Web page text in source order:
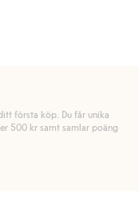
som medlem.
betalningssätt.
första köp. Du får unika
500 kr samt samlar poäng